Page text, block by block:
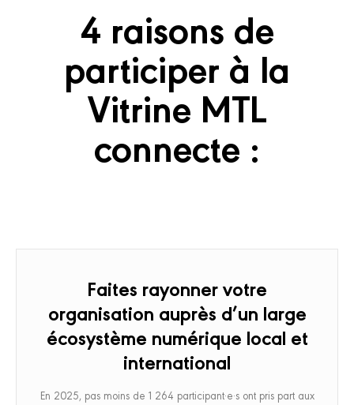
4 raisons de
participer à la
Vitrine MTL
connecte :
Faites rayonner votre
organisation auprès d’un large
écosystème numérique local et
international
En 2025, pas moins de 1 264 participant·e·s ont pris part aux